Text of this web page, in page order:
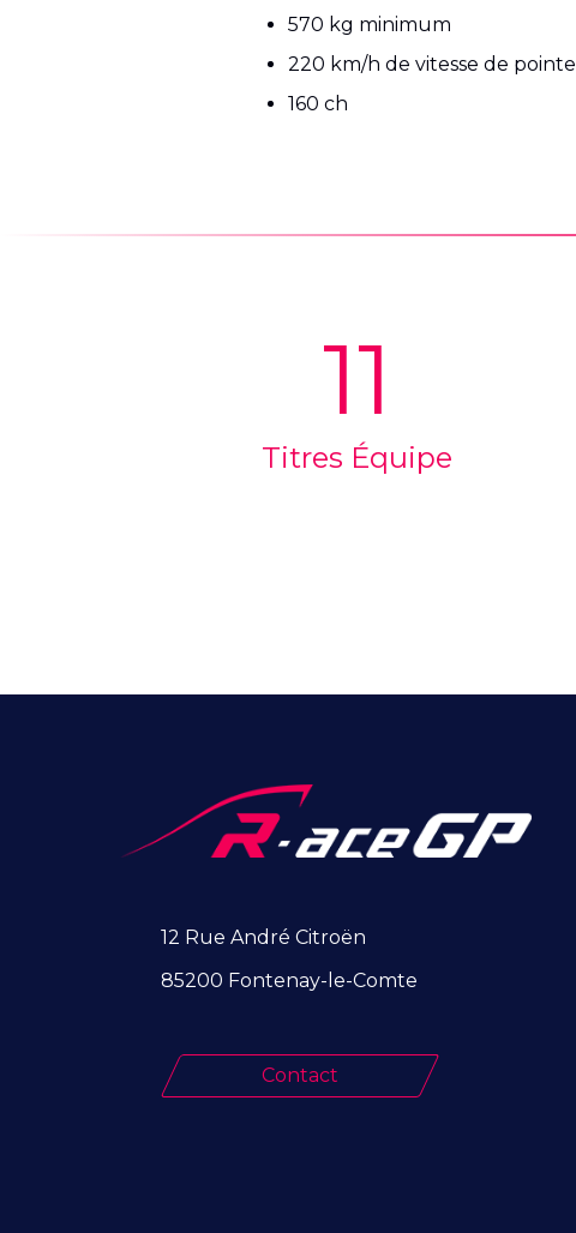
570 kg minimum
220 km/h de vitesse de pointe
160 ch
11
Titres Équipe
12 Rue André Citroën
85200 Fontenay-le-Comte
Contact